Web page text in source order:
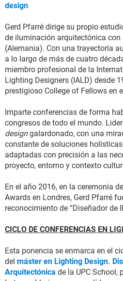
design
Gerd Pfarré dirige su propio
de iluminación arquitectónica con
(Alemania). Con una trayectoria
a lo largo de más de cuatro
miembro profesional de la
Lighting Designers (IALD) desde
prestigioso College of Fellows en
Imparte conferencias de forma
congresos de todo el mundo.
designgalardonado, con una
constante de soluciones
adaptadas con precisión a las
proyecto, entorno y contexto
En el año 2016, en la ceremonia
Awards en Londres, Gerd Pfarré
reconocimiento de “Diseñador de
CICLO DE CONFERENCIAS EN
Esta ponencia se enmarca en el
del máster en Lighting Design.
Arquitectónica de la UPC School,